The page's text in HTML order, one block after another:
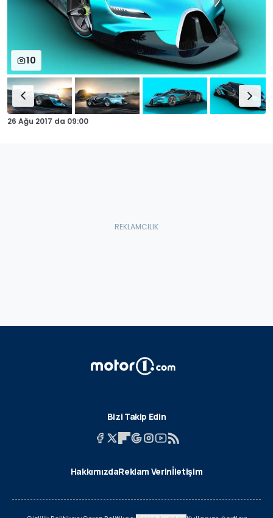
10
26 Ağu 2017 da 09:00
Bizi Takip Edin
HakkımızdaReklam Verinİletişim